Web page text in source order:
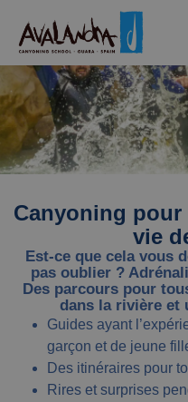
Canyoning pour
vie
Est-ce que cela vous
pas oublier ?
Des parcours pour
dans la rivière et
Guides ayant
garçon et de jeune
Des itinéraires pour
Rires et surprises